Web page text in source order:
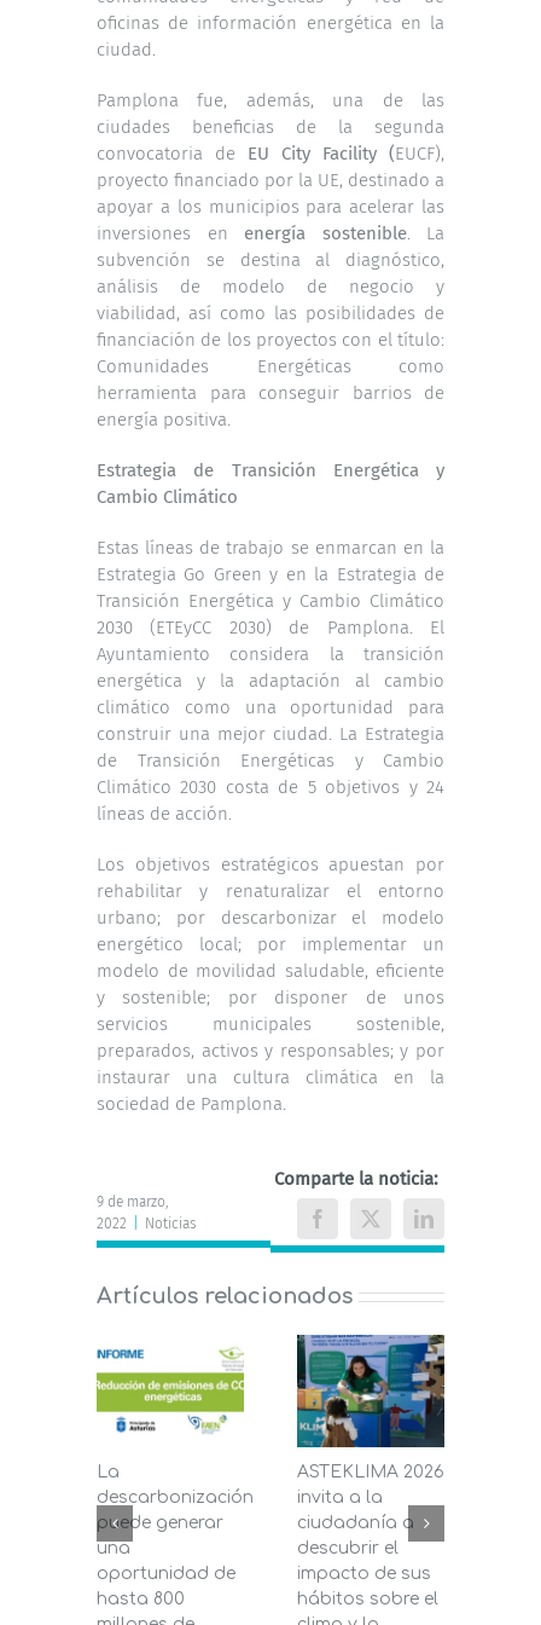
oficinas de información energética en la
ciudad.
Pamplona fue, además, una de las
ciudades beneficias de la segunda
convocatoria de EU City Facility (EUCF),
proyecto financiado por la UE, destinado a
apoyar a los municipios para acelerar las
inversiones en energía sostenible. La
subvención se destina al diagnóstico,
análisis de modelo de negocio y
viabilidad, así como las posibilidades de
financiación de los proyectos con el título:
Comunidades Energéticas como
herramienta para conseguir barrios de
energía positiva.
Estrategia de Transición Energética y
Cambio Climático
Estas líneas de trabajo se enmarcan en la
Estrategia Go Green y en la Estrategia de
Transición Energética y Cambio Climático
2030 (ETEyCC 2030) de Pamplona. El
Ayuntamiento considera la transición
energética y la adaptación al cambio
climático como una oportunidad para
construir una mejor ciudad. La Estrategia
de Transición Energéticas y Cambio
Climático 2030 costa de 5 objetivos y 24
líneas de acción.
Los objetivos estratégicos apuestan por
rehabilitar y renaturalizar el entorno
urbano; por descarbonizar el modelo
energético local; por implementar un
modelo de movilidad saludable, eficiente
y sostenible; por disponer de unos
servicios municipales sostenible,
preparados, activos y responsables; y por
instaurar una cultura climática en la
sociedad de Pamplona.
9 de marzo,
2022
Noticias
Comparte la noticia:
Facebook
X LinkedIn
Artículos relacionados
La
descarbonización
puede generar
una
oportunidad de
hasta 800
ASTEKLIMA 2026
invita a la
ciudadanía a
descubrir el
impacto de sus
hábitos sobre el